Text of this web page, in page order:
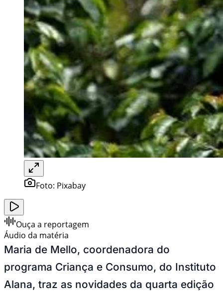
Foto: Pixabay
Ouça a reportagem
Áudio da matéria
Maria de Mello, coordenadora do
programa Criança e Consumo, do Instituto
Alana, traz as novidades da quarta edição